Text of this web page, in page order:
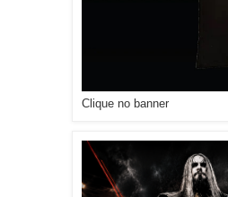
Clique no banner